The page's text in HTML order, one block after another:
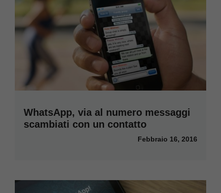
WhatsApp, via al numero messaggi
scambiati con un contatto
Febbraio 16, 2016